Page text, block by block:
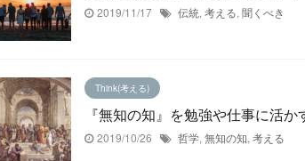
2019/11/17 伝統, 考える, 聞くべき
Think(考える)
『無知の知』を勉強や仕事に活か
2019/10/26 哲学, 無知の知, 考える